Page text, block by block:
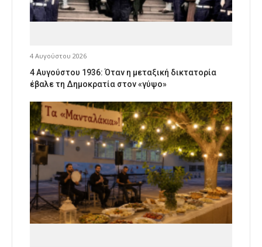
4 Αυγούστου 2026
4 Αυγούστου 1936: Όταν η μεταξική δικτατορία
έβαλε τη Δημοκρατία στον «γύψο»